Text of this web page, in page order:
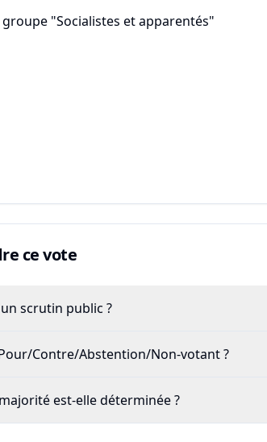
"Socialistes et apparentés"
ce vote
scrutin public ?
Contre/Abstention/Non-votant ?
est-elle déterminée ?